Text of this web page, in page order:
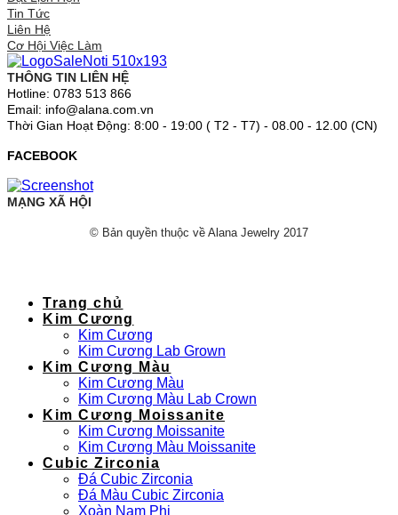
Tin Tức
Liên Hệ
Cơ Hội Việc Làm
THÔNG TIN LIÊN HỆ
Hotline: 0783 513 866
Email: info@alana.com.vn
Thời Gian Hoạt Động: 8:00 - 19:00 ( T2 - T7) - 08.00 - 12.00 (CN)
FACEBOOK
MẠNG XÃ HỘI
© Bản quyền thuộc về Alana Jewelry 2017
Trang chủ
Kim Cương
Kim Cương
Kim Cương Lab Grown
Kim Cương Màu
Kim Cương Màu
Kim Cương Màu Lab Crown
Kim Cương Moissanite
Kim Cương Moissanite
Kim Cương Màu Moissanite
Cubic Zirconia
Đá Cubic Zirconia
Đá Màu Cubic Zirconia
Xoàn Nam Phi